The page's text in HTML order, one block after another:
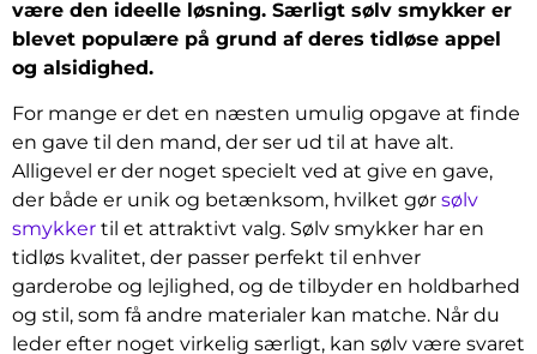
være den ideelle løsning. Særligt sølv smykker er
blevet populære på grund af deres tidløse appel
og alsidighed.
For mange er det en næsten umulig opgave at finde
en gave til den mand, der ser ud til at have alt.
Alligevel er der noget specielt ved at give en gave,
der både er unik og betænksom, hvilket gør sølv
smykker til et attraktivt valg. Sølv smykker har en
tidløs kvalitet, der passer perfekt til enhver
garderobe og lejlighed, og de tilbyder en holdbarhed
og stil, som få andre materialer kan matche. Når du
leder efter noget virkelig særligt, kan sølv være svaret